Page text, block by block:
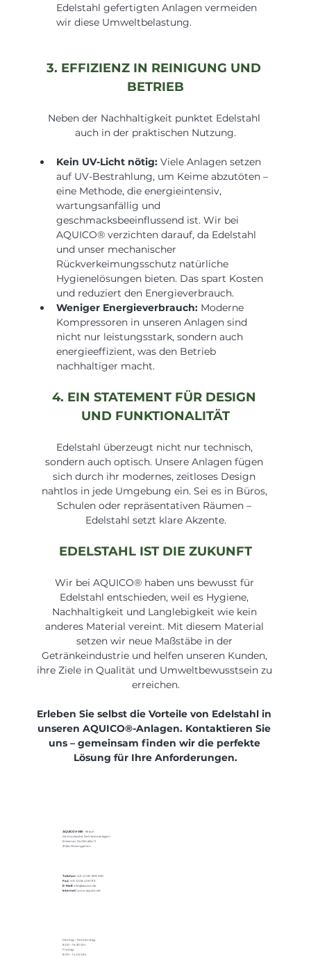
Edelstahl gefertigten Anlagen vermeiden
wir diese Umweltbelastung.
3. EFFIZIENZ IN REINIGUNG UND
BETRIEB
Neben der Nachhaltigkeit punktet Edelstahl
auch in der praktischen Nutzung.
Kein UV-Licht nötig: Viele Anlagen setzen
auf UV-Bestrahlung, um Keime abzutöten –
eine Methode, die energieintensiv,
wartungsanfällig und
geschmacksbeeinflussend ist. Wir bei
AQUICO® verzichten darauf, da Edelstahl
und unser mechanischer
Rückverkeimungsschutz natürliche
Hygienelösungen bieten. Das spart Kosten
und reduziert den Energieverbrauch.
Weniger Energieverbrauch: Moderne
Kompressoren in unseren Anlagen sind
nicht nur leistungsstark, sondern auch
energieeffizient, was den Betrieb
nachhaltiger macht.
4. EIN STATEMENT FÜR DESIGN
UND FUNKTIONALITÄT
Edelstahl überzeugt nicht nur technisch,
sondern auch optisch. Unsere Anlagen fügen
sich durch ihr modernes, zeitloses Design
nahtlos in jede Umgebung ein. Sei es in Büros,
Schulen oder repräsentativen Räumen –
Edelstahl setzt klare Akzente.
EDELSTAHL IST DIE ZUKUNFT
Wir bei AQUICO® haben uns bewusst für
Edelstahl entschieden, weil es Hygiene,
Nachhaltigkeit und Langlebigkeit wie kein
anderes Material vereint. Mit diesem Material
setzen wir neue Maßstäbe in der
Getränkeindustrie und helfen unseren Kunden,
ihre Ziele in Qualität und Umweltbewusstsein zu
erreichen.
Erleben Sie selbst die Vorteile von Edelstahl in
unseren AQUICO®-Anlagen. Kontaktieren Sie
uns – gemeinsam finden wir die perfekte
Lösung für Ihre Anforderungen.
Montag – Donnerstag:
8.00 – 16.30 Uhr
Freitag:
8.00 – 14.00 Uhr
Telefon:+49 4108 599 920
Fax: +49 4108 4161713
E-Mail: info@aquico.de
Internet: www.aquico.de
AQUICO® VIB - Braun
ökonomische Getränkeanlagen
Emsener Dorfstraße 11
21224 Rosengarten